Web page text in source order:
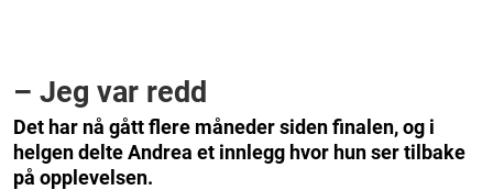
– Jeg var redd
Det har nå gått flere måneder siden finalen, og i
helgen delte Andrea et innlegg hvor hun ser tilbake
på opplevelsen.